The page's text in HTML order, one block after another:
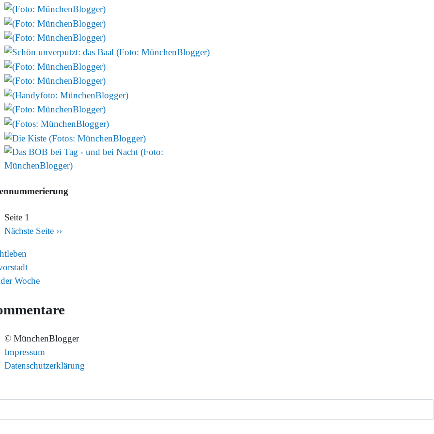
Seite 1
Nächste Seite ››
Woche
© MünchenBlogger
Impressum
Datenschutzerklärung